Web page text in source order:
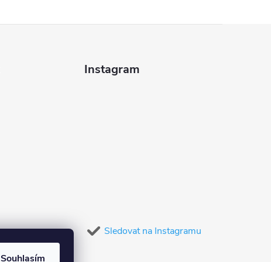
Souhlasím
Instagram
Sledovat na Instagramu